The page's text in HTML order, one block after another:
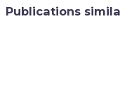
Publications